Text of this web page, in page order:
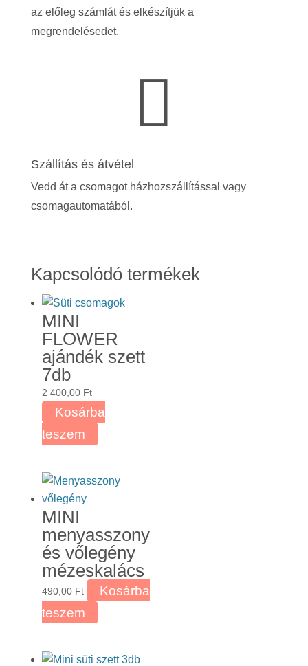
az előleg számlát és elkészítjük a
megrendelésedet.

Szállítás és átvétel
Vedd át a csomagot házhozszállítással vagy
csomagautomatából.
Kapcsolódó termékek
MINI
FLOWER
ajándék szett
7db
2 400,00 Ft
Kosárba
teszem
MINI
menyasszony
és vőlegény
mézeskalács
490,00 Ft
Kosárba
teszem